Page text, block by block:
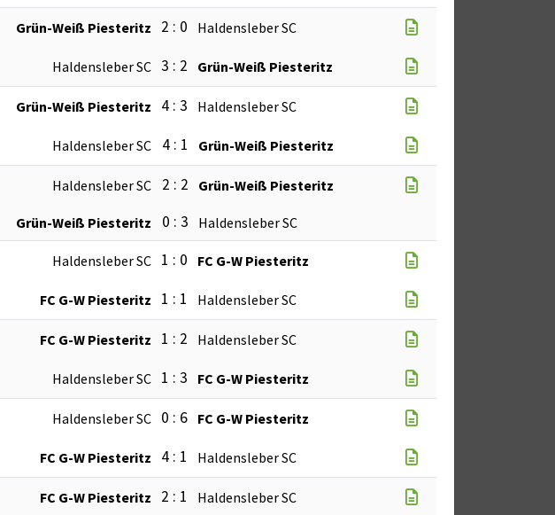
Grün-Weiß Piesteritz 2 : 0 Haldensleber SC
Haldensleber SC 3 : 2 Grün-Weiß Piesteritz
Grün-Weiß Piesteritz 4 : 3 Haldensleber SC
Haldensleber SC 4 : 1 Grün-Weiß Piesteritz
Haldensleber SC 2 : 2 Grün-Weiß Piesteritz
Grün-Weiß Piesteritz 0 : 3 Haldensleber SC
Haldensleber SC 1 : 0 FC G-W Piesteritz
FC G-W Piesteritz 1 : 1 Haldensleber SC
FC G-W Piesteritz 1 : 2 Haldensleber SC
Haldensleber SC 1 : 3 FC G-W Piesteritz
Haldensleber SC 0 : 6 FC G-W Piesteritz
FC G-W Piesteritz 4 : 1 Haldensleber SC
FC G-W Piesteritz 2 : 1 Haldensleber SC